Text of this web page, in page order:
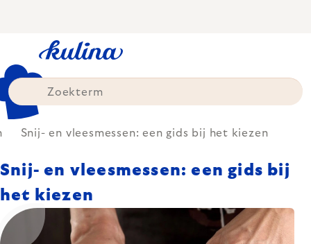
Snij- en vleesmessen: een gids bij het kiezen
Snij- en vleesmessen: een gids bij
het kiezen